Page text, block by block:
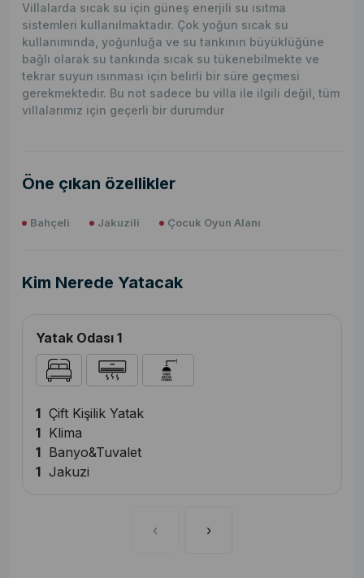
Villalarda sıcak su için güneş enerjili su ısıtma
sistemleri kullanılmaktadır. Çok yoğun sıcak su
kullanımında, yoğunluğa ve su tankının büyüklüğüne
bağlı olarak su tankında sıcak su tükenebilmekte ve
tekrar suyun ısınması için belirli bir süre geçmesi
gerekmektedir. Bu not sadece bu villa ile ilgili değil, tüm
villalarımız için geçerli bir durumdur
Öne çıkan özellikler
Bahçeli Jakuzili Çocuk Oyun Alanı
Kim Nerede Yatacak
Yatak Odası 1
1 Çift Kişilik Yatak
1 Klima
1 Banyo&Tuvalet
1 Jakuzi
‹ ›